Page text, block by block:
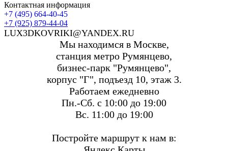
Контактная информация
+7 (495) 664-40-45
+7 (925) 879-44-04
LUX3DKOVRIKI@YANDEX.RU
Мы находимся в Москве,
станция метро Румянцево,
бизнес-парк "Румянцево",
корпус "Г", подъезд 10, этаж 3.
Работаем ежедневно
Пн.-Сб. с 10:00 до 19:00
Вс. 11:00 до 19:00
Постройте маршрут к нам в: